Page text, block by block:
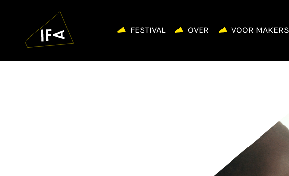
Navigatie
overslaan
FESTIVAL OVER VOOR MAKERS